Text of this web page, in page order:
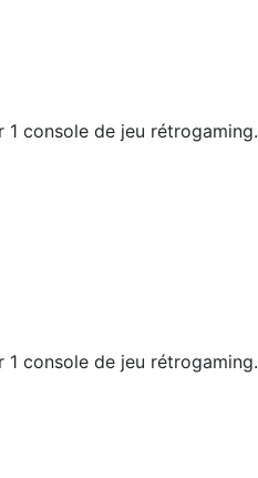
console de jeu rétrogaming.
console de jeu rétrogaming.